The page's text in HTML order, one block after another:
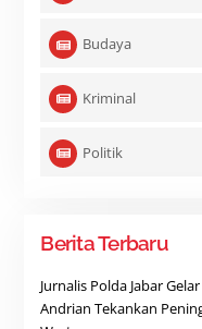
Budaya
Kriminal
Politik
Berita Terbaru
Jurnalis Polda Jabar
Andrian Tekankan